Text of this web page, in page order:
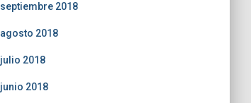
septiembre 2018
agosto 2018
julio 2018
junio 2018